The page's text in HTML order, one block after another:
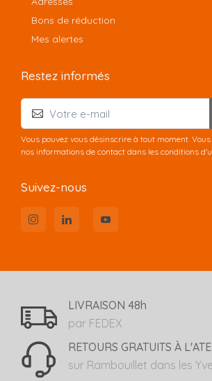
Bons de réduction
Mes alertes
Restez informés
Vous pouvez vous désinscrire à tout moment.
nos informations de contact dans les conditions
Suivez-nous
LIVRAISON 48h
par FEDEX
RETOURS GRATUITS À
sur Rambouillet dans les